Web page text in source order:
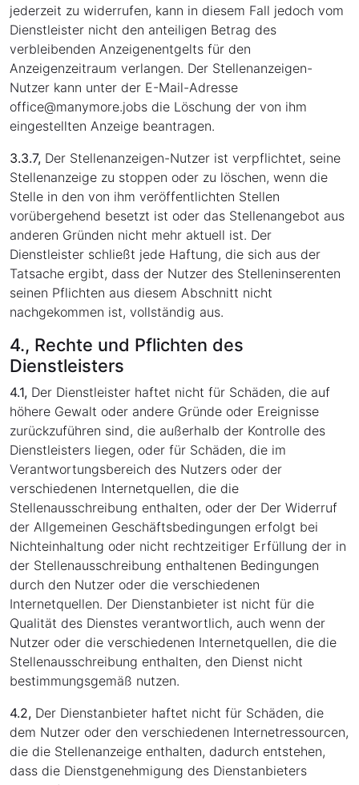
jederzeit zu widerrufen, kann in diesem Fall jedoch vom
Dienstleister nicht den anteiligen Betrag des
verbleibenden Anzeigenentgelts für den
Anzeigenzeitraum verlangen. Der Stellenanzeigen-
Nutzer kann unter der E-Mail-Adresse
office@manymore.jobs die Löschung der von ihm
eingestellten Anzeige beantragen.
3.3.7, Der Stellenanzeigen-Nutzer ist verpflichtet, seine
Stellenanzeige zu stoppen oder zu löschen, wenn die
Stelle in den von ihm veröffentlichten Stellen
vorübergehend besetzt ist oder das Stellenangebot aus
anderen Gründen nicht mehr aktuell ist. Der
Dienstleister schließt jede Haftung, die sich aus der
Tatsache ergibt, dass der Nutzer des Stelleninserenten
seinen Pflichten aus diesem Abschnitt nicht
nachgekommen ist, vollständig aus.
4., Rechte und Pflichten des
Dienstleisters
4.1, Der Dienstleister haftet nicht für Schäden, die auf
höhere Gewalt oder andere Gründe oder Ereignisse
zurückzuführen sind, die außerhalb der Kontrolle des
Dienstleisters liegen, oder für Schäden, die im
Verantwortungsbereich des Nutzers oder der
verschiedenen Internetquellen, die die
Stellenausschreibung enthalten, oder der Der Widerruf
der Allgemeinen Geschäftsbedingungen erfolgt bei
Nichteinhaltung oder nicht rechtzeitiger Erfüllung der in
der Stellenausschreibung enthaltenen Bedingungen
durch den Nutzer oder die verschiedenen
Internetquellen. Der Dienstanbieter ist nicht für die
Qualität des Dienstes verantwortlich, auch wenn der
Nutzer oder die verschiedenen Internetquellen, die die
Stellenausschreibung enthalten, den Dienst nicht
bestimmungsgemäß nutzen.
4.2, Der Dienstanbieter haftet nicht für Schäden, die
dem Nutzer oder den verschiedenen Internetressourcen,
die die Stellenanzeige enthalten, dadurch entstehen,
dass die Dienstgenehmigung des Dienstanbieters